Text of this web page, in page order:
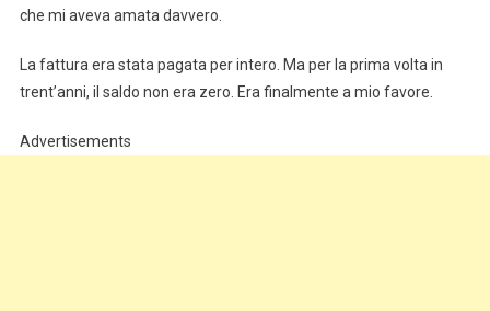
che mi aveva amata davvero.
La fattura era stata pagata per intero. Ma per la prima volta in
trent’anni, il saldo non era zero. Era finalmente a mio favore.
Advertisements